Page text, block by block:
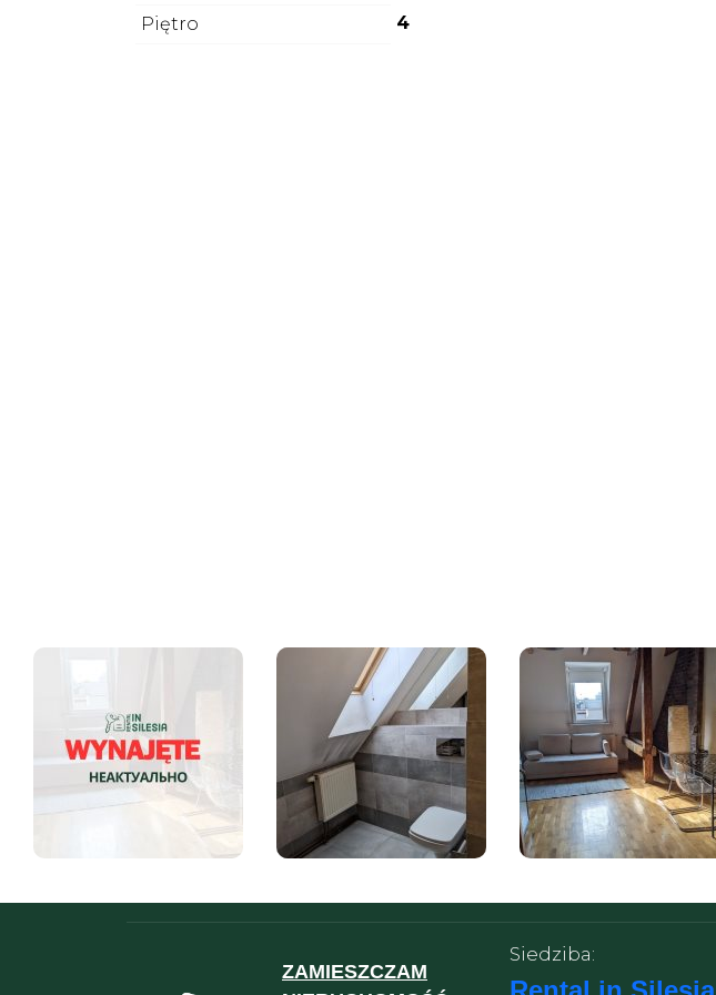
Piętro 4
ZAMIESZCZAM
Siedziba: